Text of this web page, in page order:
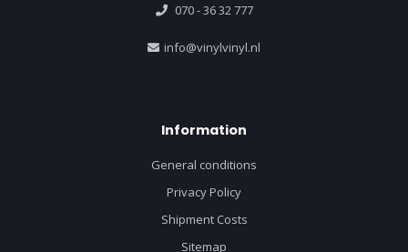
070 - 36 32 777
info@vinylvinyl.nl
Information
General conditions
Privacy Policy
Shipment Costs
Sitemap